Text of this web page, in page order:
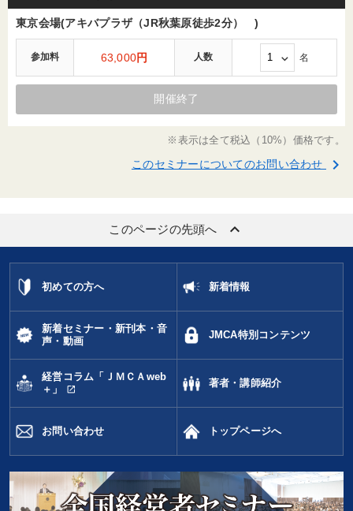
東京会場(アキバプラザ（JR秋葉原徒歩2分） )
参加料 63,000円 人数 名
開催終了
※表示は全て税込（10%）価格です。
このセミナーについてのお問い合わせ keyboard_arrow_right
このページの先頭へ keyboard_arrow_up
初めての方へ 新着情報
新着セミナー・新刊本・音
声・動画
JMCA特別コンテンツ
経営コラム「ＪＭＣＡweb
＋」
open_in_new
著者・講師紹介
お問い合わせ トップページへ